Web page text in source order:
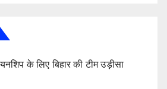
के लिए बिहार की टीम उड़ीसा